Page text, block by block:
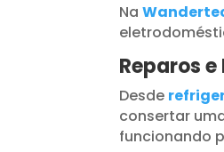
Na
Reparos
Desde
consertar
funcionando